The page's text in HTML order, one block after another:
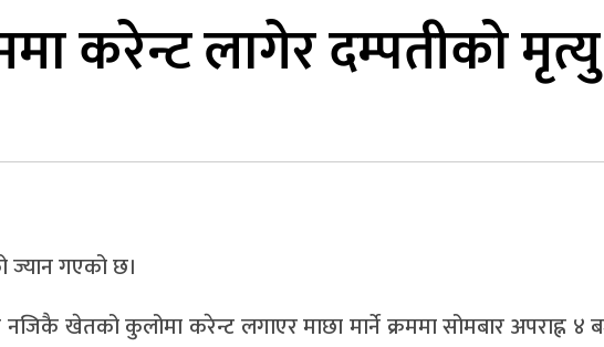
करेन्ट लागेर दम्पतीको मृत्यु
ज्यान गएको छ।
खेतको कुलोमा करेन्ट लगाएर माछा मार्ने क्रममा सोमबार अपराह्न ४